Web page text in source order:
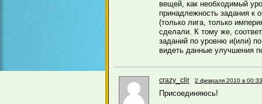
вещей, как необходимый
принадлежность задания к
(только лига, только
сделали. К тому же,
заданий по уровню и(или)
видеть данные улучшения
crazy_clir 2 февраля 2010 в 00:33
Присоединяюсь!